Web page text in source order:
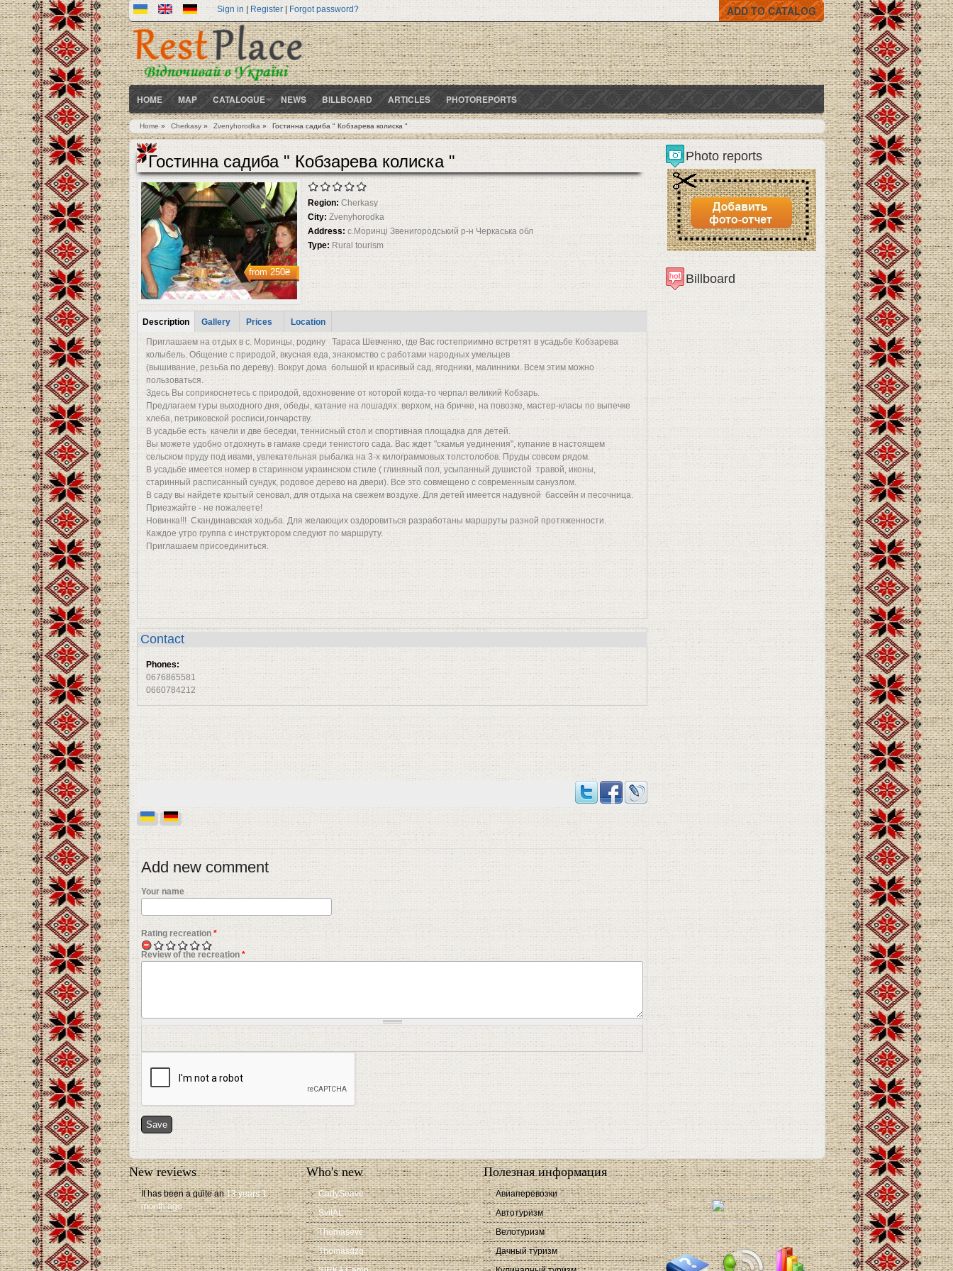
Sign in | Register| Forgot password? ADD TO CATALOG
HOME MAP CATALOGUE NEWS BILLBOARD ARTICLES PHOTOREPORTS
You are here
Home» Cherkasy » Zvenyhorodka » Гостинна садиба " Кобзарева колиска "
Гостинна садиба " Кобзарева колиска "
from250₴
Region: Cherkasy
City: Zvenyhorodka
Address: с.Моринці Звенигородський р-н Черкаська обл
Type: Rural tourism
Tabs
Description
(active tab)
Gallery Prices
Location
Приглашаем на отдых в с. Моринцы, родину Тараса Шевченко, где Вас гостеприимно встретят в усадьбе Кобзарева
колыбель. Общение с природой, вкусная еда, знакомство с работами народных умельцев
(вышивание, резьба по дереву). Вокруг дома большой и красивый сад, ягодники, малинники. Всем этим можно
пользоваться.
Здесь Вы соприкоснетесь с природой, вдохновение от которой когда-то черпал великий Кобзарь.
Предлагаем туры выходного дня, обеды, катание на лошадях: верхом, на бричке, на повозке, мастер-класы по выпечке
хлеба, петриковской росписи,гончарству.
В усадьбе есть качели и две беседки, теннисный стол и спортивная площадка для детей.
Вы можете удобно отдохнуть в гамаке среди тенистого сада. Вас ждет "скамья уединения", купание в настоящем
сельском пруду под ивами, увлекательная рыбалка на 3-х килограммовых толстолобов. Пруды совсем рядом.
В усадьбе имеется номер в старинном украинском стиле ( глиняный пол, усыпанный душистой травой, иконы,
старинный расписанный сундук, родовое дерево на двери). Все это совмещено с современным санузлом.
В саду вы найдете крытый сеновал, для отдыха на свежем воздухе. Для детей имеется надувной бассейн и песочница.
Приезжайте - не пожалеете!
Новинка!!! Скандинавская ходьба. Для желающих оздоровиться разработаны маршруты разной протяженности.
Каждое утро группа с инструктором следуют по маршруту.
Приглашаем присоединиться.
Contact
Phones:
0676865581
0660784212
Add new comment
Your name
Rating recreation *
Review of the recreation *
Photo reports
Billboard
New reviews
It has been a quite an 13 years 1
month ago
Who's new
CadySeave
SvitAL
Thomasevc
Thomasdzq
Полезная информация
Авиаперевозки
Автотуризм
Велотуризм
Дачный туризм